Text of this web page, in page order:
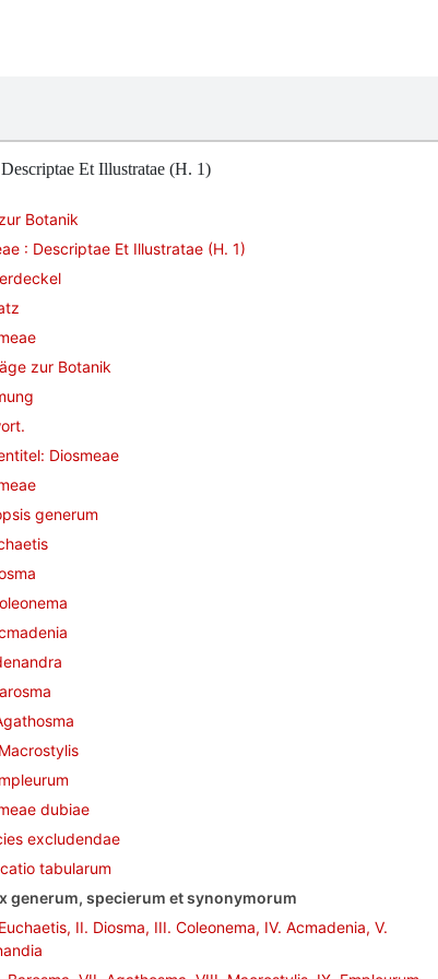
Et Illustratae (H. 1)
Botanik
: Descriptae Et Illustratae (H. 1)
zur Botanik
Diosmeae
generum
dubiae
excludendae
tabularum
generum, specierum et synonymorum
II. Diosma, III. Coleonema, IV. Acmadenia, V.